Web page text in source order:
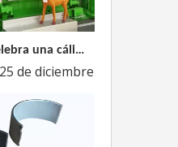
de diciembre de 2023 -